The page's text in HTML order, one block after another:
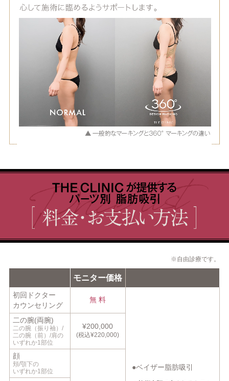
※自由診療です。
モニター価格
初回ドクター
カウンセリング
無 料
ベイザー脂肪吸引
二の腕(両腕)
二の腕（振り袖）/
二の腕（前）/肩の
いずれか1部位
¥200,000
(税込¥220,000)
顔
頬/顎下の
いずれか1部位